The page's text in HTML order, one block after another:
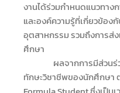
งานได้ร่วมกำหนดแนวทา
และองค์ความรู้ที่เกี่ยวข้อง
อุตสาหกรรม รวมถึงการส่
ศึกษา
ผลจากการมีส่วนร่
ทักษะวิชาชีพของนักศึกษา